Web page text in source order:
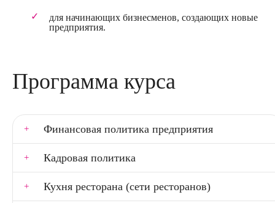
для начинающих бизнесменов, создающих новые
предприятия.
Программа курса
Финансовая политика предприятия
Кадровая политика
Кухня ресторана (сети ресторанов)